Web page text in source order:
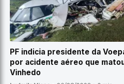
PF indicia presidente da
por acidente aéreo que
Vinhedo